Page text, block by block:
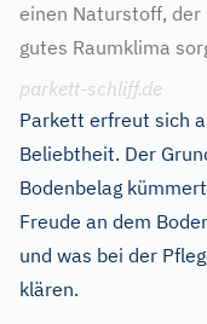
einen Naturstoff, der
gutes Raumklima
parkett-schliff.de
Parkett erfreut sich
Beliebtheit. Der
Bodenbelag
Freude an dem
und was bei der
klären.